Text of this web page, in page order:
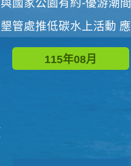
墾管處推低碳水上活動 應屆畢業生限額免費參加
115年08月